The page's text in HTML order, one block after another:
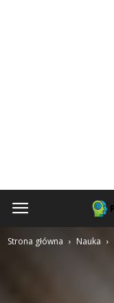
Psychomanipulacja.pl
Strona główna Nauka